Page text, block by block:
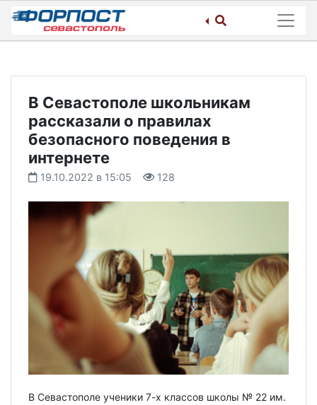
Skip
content
В Севастополе школьникам
рассказали о правилах
безопасного поведения в
интернете
19.10.2022 в 15:05 128
В Севастополе ученики 7-х классов школы № 22 им.